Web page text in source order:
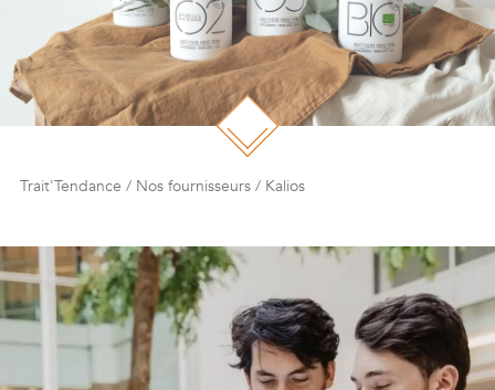
Trait'Tendance / Nos fournisseurs / Kalios